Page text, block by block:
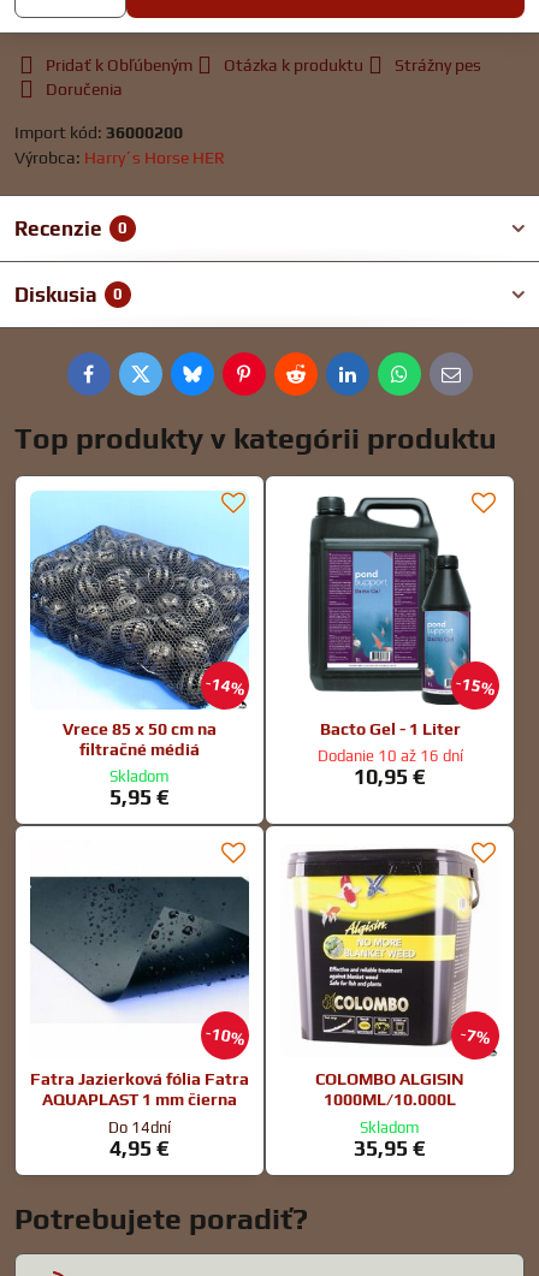
Pridať k Obľúbeným Otázka k produktu
Strážny pes
Doručenia
Import kód: 36000200
Výrobca: Harry´s Horse HER
Recenzie 0
Diskusia 0
FacebookTwitterBlueskyPinterestRedditLinkedInWhatsApp
E-
mail
Top produkty v kategórii produktu
14%
Vrece 85 x 50 cm na
filtračné médiá
Skladom
5,95 €
15%
Bacto Gel - 1 Liter
Dodanie 10 až 16 dní
10,95 €
10%
Fatra Jazierková fólia Fatra
AQUAPLAST 1 mm čierna
Do 14dní
4,95 €
7%
COLOMBO ALGISIN
1000ML/10.000L
Skladom
35,95 €
Potrebujete poradiť?